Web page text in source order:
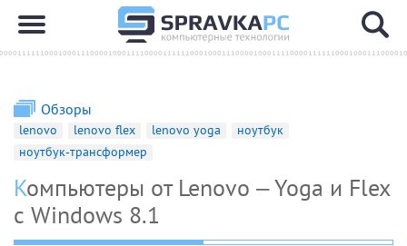
Обзоры
lenovo lenovo flex lenovo yoga
ноутбук
ноутбук-трансформер
Компьютеры от Lenovo – Yoga и Flex
с Windows 8.1